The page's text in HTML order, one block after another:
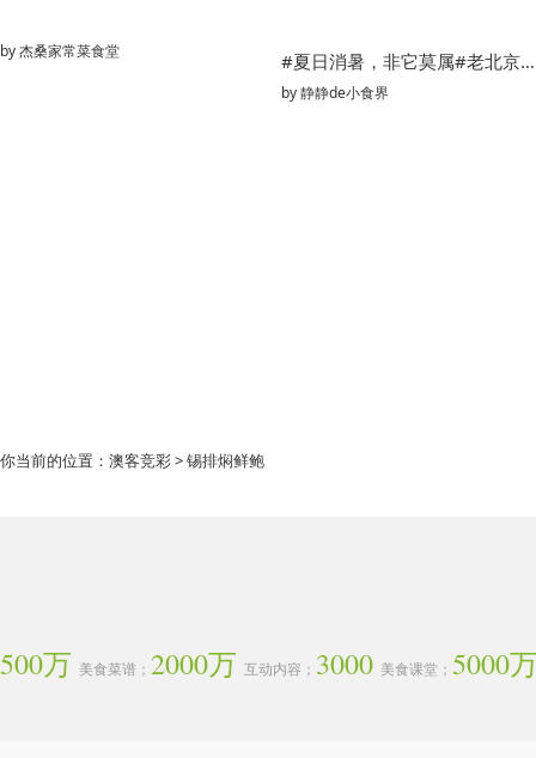
by杰桑家常菜食堂 #夏日消暑，非它莫属#老北京炸酱面
by静静de小食界
你当前的位置： 澳客竞彩> 锡排焖鲜鲍
500万 美食菜谱； 2000万 互动内容； 3000 美食课堂； 5000